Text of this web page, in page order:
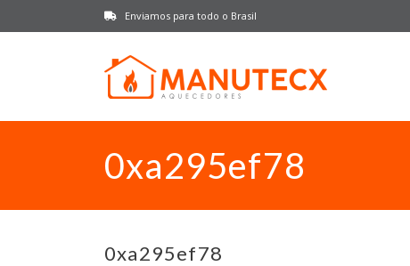
Enviamos para todo o Brasil
0xa295ef78
0xa295ef78